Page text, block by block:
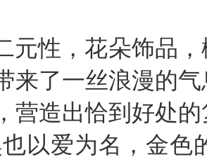
元性，花朵饰品
来了一丝浪漫的
营造出恰到好处
也以爱为名，金